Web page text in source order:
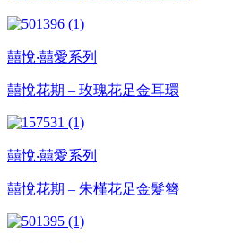
囍悅‧囍愛系列
囍悅花期 – 玫瑰花足金耳環
囍悅‧囍愛系列
囍悅花期 – 朱槿花足金髮簪